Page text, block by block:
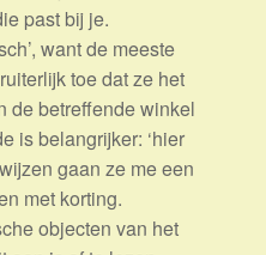
past bij je.
want de meeste
toe dat ze het
de betreffende winkel
is belangrijker: ‘hier
gaan ze me een
met korting.
objecten van het